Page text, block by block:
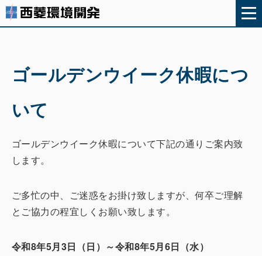
ゴールデンウイーク休暇につ
いて
ゴールデンウイーク休暇について下記の通りご案内致
します。
ご多忙の中、ご迷惑をお掛け致しますが、何卒ご理解
とご協力の程宜しくお願い致します。
令和8年5月3日（日）～令和8年5月6日（水）